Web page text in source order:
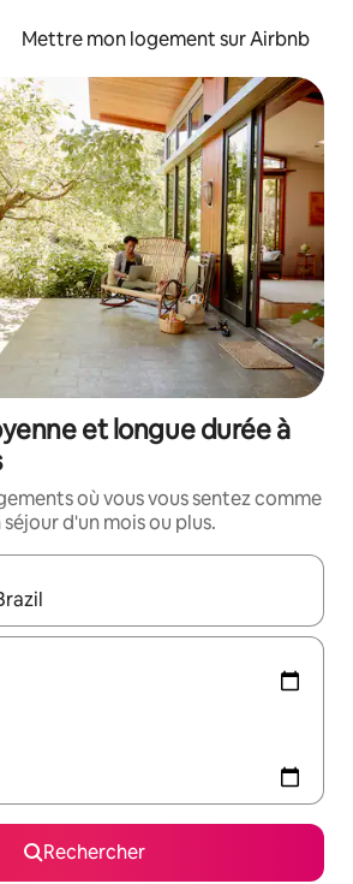
Mettre mon logement sur Airbnb
et longue durée à
où vous vous sentez comme
d'un mois ou plus.
s'affichent, utilisez les flèches vers le
Rechercher